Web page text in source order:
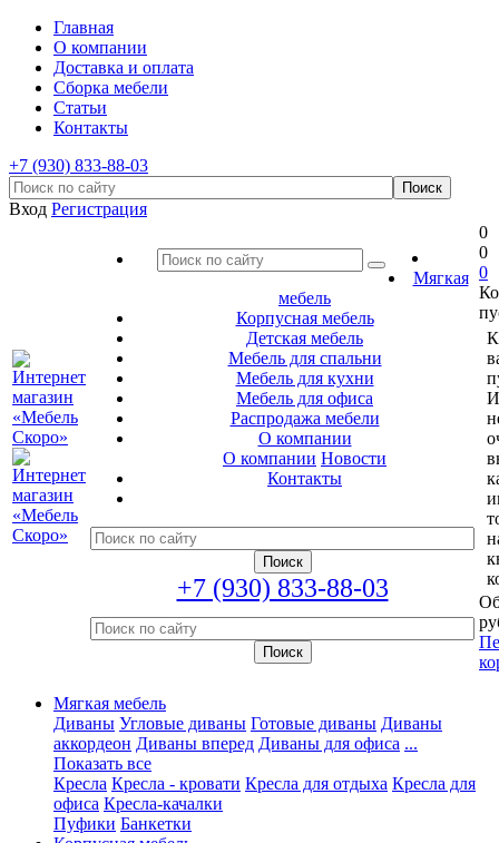
Главная
О компании
Доставка и оплата
Сборка мебели
Статьи
Контакты
+7 (930) 833-88-03
Вход Регистрация
Мягкая
мебель
Корпусная мебель
Детская мебель
Мебель для спальни
Мебель для кухни
Мебель для офиса
Распродажа мебели
О компании
О компании Новости
Контакты
+7 (930) 833-88-03
0
0
0
Мягкая мебель
Диваны Угловые диваны Готовые диваны Диваны
аккордеон Диваны вперед Диваны для офиса ...
Показать все
Кресла Кресла - кровати Кресла для отдыха Кресла для
офиса Кресла-качалки
Пуфики Банкетки